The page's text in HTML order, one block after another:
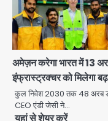
अमेज़न करेगा भारत में 13
इंफ्रास्ट्रक्चर को मिलेगा
कुल निवेश 2030 तक 48 अरब
CEO एंडी जेसी ने…
यहां से शेयर करें